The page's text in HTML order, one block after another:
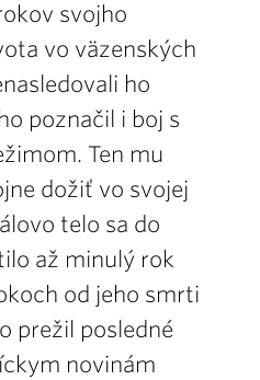
svojho
vo väzenských
ho
poznačil i boj s
Ten mu
dožiť vo svojej
telo sa do
až minulý rok
od jeho smrti
prežil posledné
novinám